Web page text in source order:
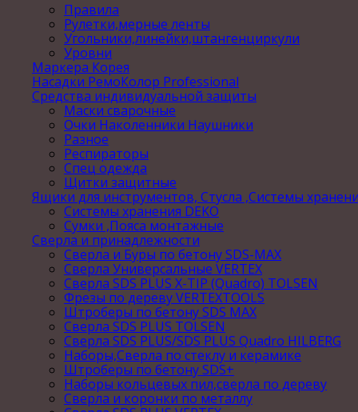
Правила
Рулетки,мерные ленты
Угольники,линейки,штангенциркули
Уровни
Маркера Корея
Насадки РемоКолор Professional
Средства индивидуальной защиты
Маски сварочные
Очки Наколенники Наушники
Разное
Респираторы
Спец одежда
Щитки защитные
Ящики для инструментов, Стусла ,Системы
Системы хранения DEKO
Сумки ,Пояса монтажные
Сверла и принадлежности
Сверла и Буры по бетону SDS-MAX
Сверла Универсальные VERTEX
Сверла SDS PLUS X-TIP (Quadro) TOLSEN
Фрезы по дереву VERTEXTOOLS
Штроберы по бетону SDS MAX
Сверла SDS PLUS TOLSEN
Сверла SDS PLUS/SDS PLUS Quadro HILBERG
Наборы,Сверла по стеклу и керамике
Штроберы по бетону SDS+
Наборы кольцевых пил,сверла по дереву
Сверла и коронки по металлу